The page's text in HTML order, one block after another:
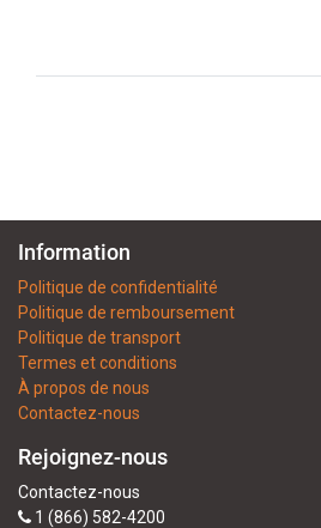
Information
Politique de confidentialité
Politique de remboursement
Politique de transport
Termes et conditions
À propos de nous
Contactez-nous
Rejoignez-nous
Contactez-nous
1 (866) 582-4200